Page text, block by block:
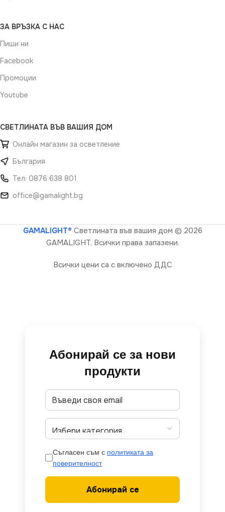
ЗА ВРЪЗКА С НАС
Пиши ни
Facebook
Промоции
Youtube
СВЕТЛИНАТА ВЪВ ВАШИЯ ДОМ
Онлайн магазин за осветление
България
Тел: 0876 638 801
office@gamalight.bg
GAMALIGHT® Светлината във вашия дом © 2026
GAMALIGHT. Всички права запазени.
Всички цени са с включено ДДС
Абонирай се за нови
продукти
Съгласен съм с политиката за
поверителност
Абонирай се